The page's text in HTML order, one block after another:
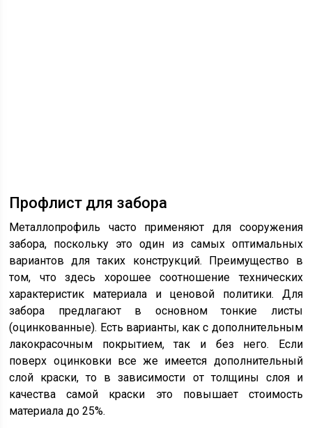
Профлист для забора
Металлопрофиль часто применяют для сооружения
забора, поскольку это один из самых оптимальных
вариантов для таких конструкций. Преимущество в
том, что здесь хорошее соотношение технических
характеристик материала и ценовой политики. Для
забора предлагают в основном тонкие листы
(оцинкованные). Есть варианты, как с дополнительным
лакокрасочным покрытием, так и без него. Если
поверх оцинковки все же имеется дополнительный
слой краски, то в зависимости от толщины слоя и
качества самой краски это повышает стоимость
материала до 25%.